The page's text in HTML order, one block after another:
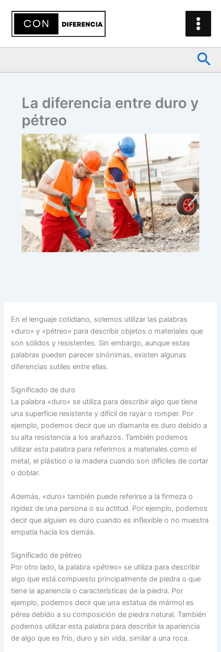
contenido
La diferencia entre duro y
pétreo
En el lenguaje cotidiano, solemos utilizar las palabras
«duro» y «pétreo» para describir objetos o materiales que
son sólidos y resistentes. Sin embargo, aunque estas
palabras pueden parecer sinónimas, existen algunas
diferencias sutiles entre ellas.
Significado de duro
La palabra «duro» se utiliza para describir algo que tiene
una superficie resistente y difícil de rayar o romper. Por
ejemplo, podemos decir que un diamante es duro debido a
su alta resistencia a los arañazos. También podemos
utilizar esta palabra para referirnos a materiales como el
metal, el plástico o la madera cuando son difíciles de cortar
o doblar.
Además, «duro» también puede referirse a la firmeza o
rigidez de una persona o su actitud. Por ejemplo, podemos
decir que alguien es duro cuando es inflexible o no muestra
empatía hacia los demás.
Significado de pétreo
Por otro lado, la palabra «pétreo» se utiliza para describir
algo que está compuesto principalmente de piedra o que
tiene la apariencia o características de la piedra. Por
ejemplo, podemos decir que una estatua de mármol es
pérea debido a su composición de piedra natural. También
podemos utilizar esta palabra para describir la apariencia
de algo que es frío, duro y sin vida, similar a una roca.